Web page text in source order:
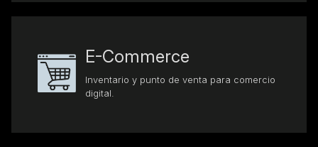
E-Commerce
Inventario y punto de venta para comercio
digital.